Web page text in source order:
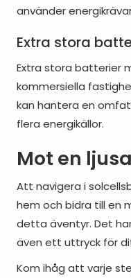
använder
Extra stora
Extra stora batterier
kommersiella
kan hantera en
flera energikällor.
Mot en
Att navigera i
hem och bidra till en
detta äventyr. Det
även ett uttryck för
Kom ihåg att varje